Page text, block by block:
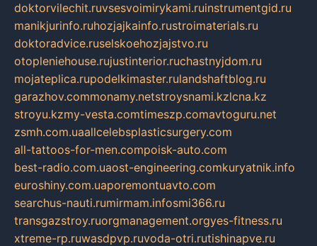
doktorvilechit.ruvsesvoimirykami.ruinstrumentgid.ru
manikjurinfo.ruhozjajkainfo.rustroimaterials.ru
doktoradvice.ruselskoehozjajstvo.ru
otopleniehouse.rujustinterior.ruchastnyjdom.ru
mojateplica.rupodelkimaster.rulandshaftblog.ru
garazhov.commonamy.netstroysnami.kzlcna.kz
stroyu.kzmy-vesta.comtimeszp.comavtoguru.net
zsmh.com.uaallcelebsplasticsurgery.com
all-tattoos-for-men.compoisk-auto.com
best-radio.com.uaost-engineering.comkuryatnik.info
euroshiny.com.uaporemontuavto.com
searchus-nauti.rumirmam.infosmi366.ru
transgazstroy.ruorgmanagement.orgyes-fitness.ru
xtreme-rp.ruwasdpvp.ruvoda-otri.rutishinapve.ru